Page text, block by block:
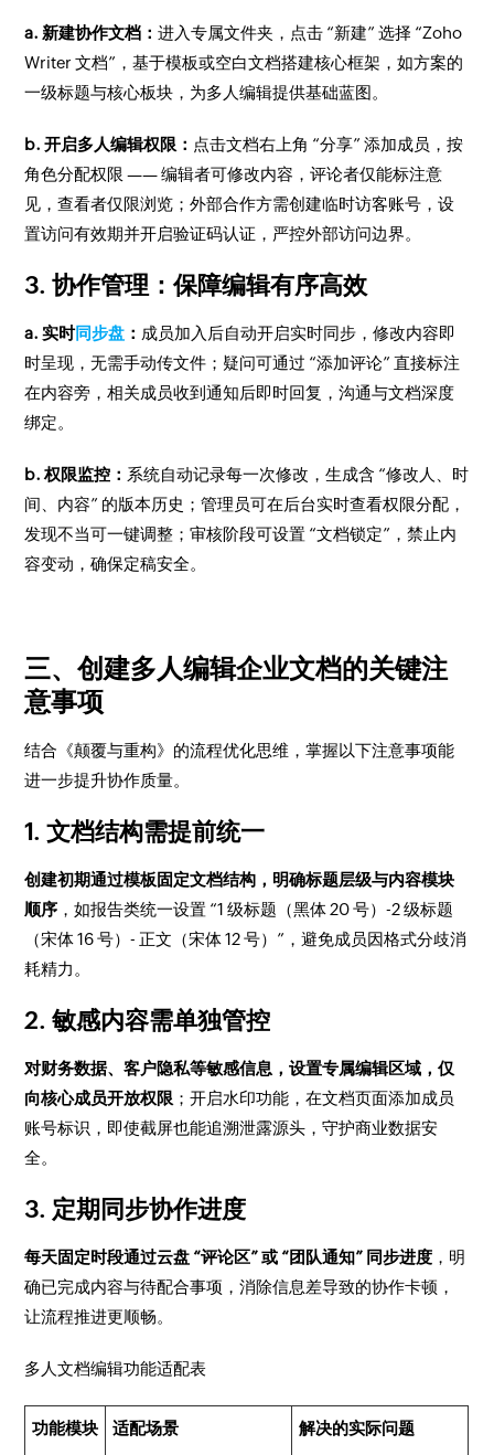
a. 新建协作文档：进入专属文件夹，点击 “新建” 选择 “Zoho
Writer 文档”，基于模板或空白文档搭建核心框架，如方案的
一级标题与核心板块，为多人编辑提供基础蓝图。
b. 开启多人编辑权限： 点击文档右上角 “分享” 添加成员，按
角色分配权限 —— 编辑者可修改内容，评论者仅能标注意
见，查看者仅限浏览；外部合作方需创建临时访客账号，设
置访问有效期并开启验证码认证，严控外部访问边界。
3. 协作管理：保障编辑有序高效
a. 实时同步盘 ： 成员加入后自动开启实时同步，修改内容即
时呈现，无需手动传文件；疑问可通过 “添加评论” 直接标注
在内容旁，相关成员收到通知后即时回复，沟通与文档深度
绑定。
b. 权限监控： 系统自动记录每一次修改，生成含 “修改人、时
间、内容” 的版本历史；管理员可在后台实时查看权限分配，
发现不当可一键调整；审核阶段可设置 “文档锁定”，禁止内
容变动，确保定稿安全。
三、创建多人编辑企业文档的关键注
意事项
结合《颠覆与重构》的流程优化思维，掌握以下注意事项能
进一步提升协作质量。
1. 文档结构需提前统一
创建初期通过模板固定文档结构，明确标题层级与内容模块
顺序 ，如报告类统一设置 “1 级标题（黑体 20 号）-2 级标题
（宋体 16 号）- 正文（宋体 12 号）”，避免成员因格式分歧消
耗精力。
2. 敏感内容需单独管控
对财务数据、客户隐私等敏感信息，设置专属编辑区域，仅
向核心成员开放权限 ；开启水印功能，在文档页面添加成员
账号标识，即使截屏也能追溯泄露源头，守护商业数据安
全。
3. 定期同步协作进度
每天固定时段通过云盘 “评论区” 或 “团队通知” 同步进度 ，明
确已完成内容与待配合事项，消除信息差导致的协作卡顿，
让流程推进更顺畅。
多人文档编辑功能适配表
功能模块 适配场景 解决的实际问题